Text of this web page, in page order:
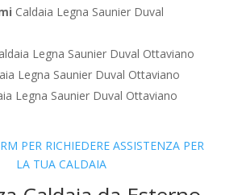
Caldaia Legna Saunier Duval
Legna Saunier Duval Ottaviano
Legna Saunier Duval Ottaviano
Legna Saunier Duval Ottaviano
PER RICHIEDERE ASSISTENZA PER
LA TUA CALDAIA